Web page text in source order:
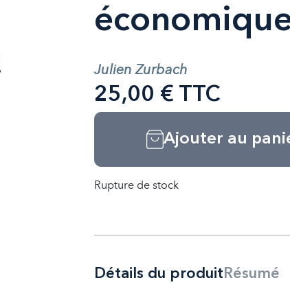
Julien Zurbach
25,00 € TTC
Ajouter au
Rupture de stock
Détails du produit Résumé